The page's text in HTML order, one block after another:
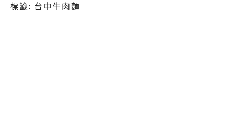
標籤: 台中牛肉麵